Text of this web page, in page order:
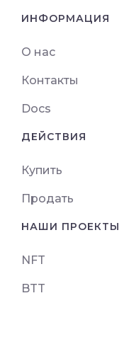
ИНФОРМАЦИЯ
О нас
Контакты
Docs
ДЕЙСТВИЯ
Купить
Продать
НАШИ ПРОЕКТЫ
NFT
BTT